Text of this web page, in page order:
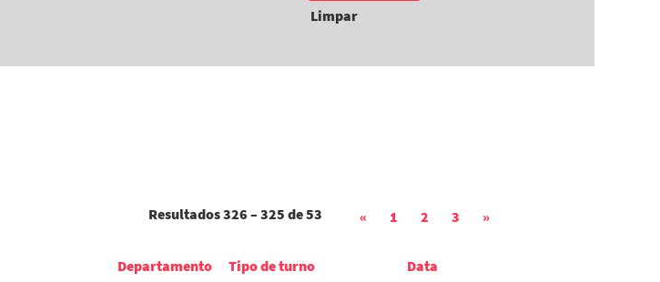
Limpar
Resultados326 – 325 de53 « 1 2 3 »
Departamento Tipo de turno Data